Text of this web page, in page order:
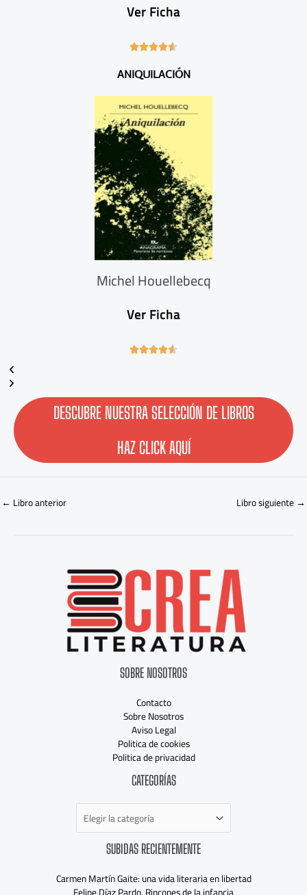
Ver Ficha

6
ANIQUILACIÓN
Michel Houellebecq
Ver Ficha

5
DESCUBRE NUESTRA SELECCIÓN DE LIBROS
HAZ CLICK AQUÍ
← Libro anterior Libro siguiente→
SOBRE NOSOTROS
Contacto
Sobre Nosotros
Aviso Legal
Politica de cookies
Politica de privacidad
CATEGORÍAS
SUBIDAS RECIENTEMENTE
Carmen Martín Gaite: una vida literaria en libertad